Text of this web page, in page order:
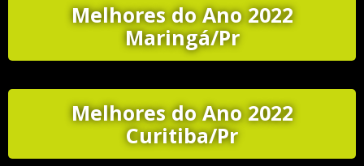
Melhores do Ano 2022
Maringá/Pr
Melhores do Ano 2022
Curitiba/Pr